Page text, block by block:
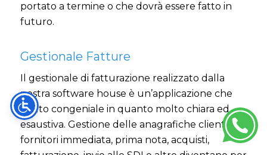
portato a termine o che dovrà essere fatto in
futuro.
Gestionale Fatture
Il gestionale di fatturazione realizzato dalla
nostra software house è un’applicazione che
molto congeniale in quanto molto chiara ed
esaustiva. Gestione delle anagrafiche clienti e
fornitori immediata, prima nota, acquisti,